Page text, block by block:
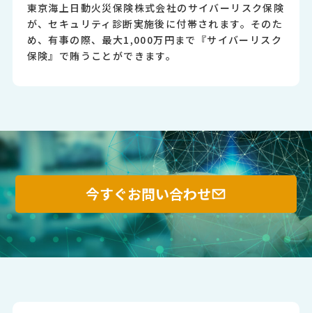
東京海上日動火災保険株式会社のサイバーリスク保険
が、セキュリティ診断実施後に付帯されます。そのた
め、有事の際、最大1,000万円まで『サイバーリスク
保険』で賄うことができます。
今すぐお問い合わせ